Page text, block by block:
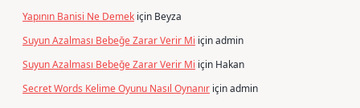
Yapının Banisi Ne Demek için Beyza
Suyun Azalması Bebeğe Zarar Verir Mi içinadmin
Suyun Azalması Bebeğe Zarar Verir Mi için Hakan
Secret Words Kelime Oyunu Nasıl Oynanır içinadmin